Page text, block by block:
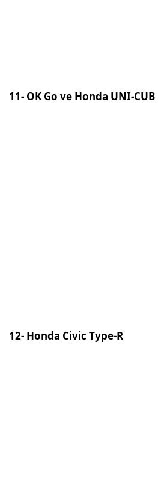
11- OK Go ve Honda UNI-CUB
12- Honda Civic Type-R